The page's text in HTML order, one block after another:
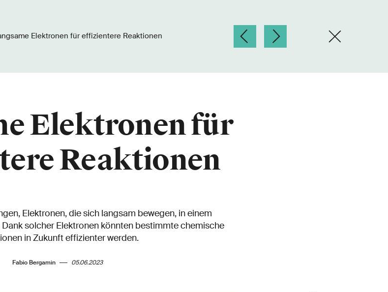
Elektronen für effizientere Reaktionen
Elektronen für
Reaktionen
Elektronen, die sich langsam bewegen, in einem
solcher Elektronen könnten bestimmte chemische
in Zukunft effizienter werden.
Fabio Bergamin 05.06.2023